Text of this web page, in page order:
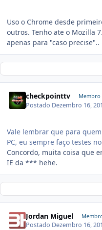
Uso o Chrome desde
outros. Tenho ate o Mozilla
apenas para "caso precise"..
checkpointtv Membro
Postado Dezembro 16,
Vale lembrar que para
PC, eu sempre faço testes
Concordo, muita coisa que
IE da *** hehe.
Jordan Miguel
Postado Dezembro 16,